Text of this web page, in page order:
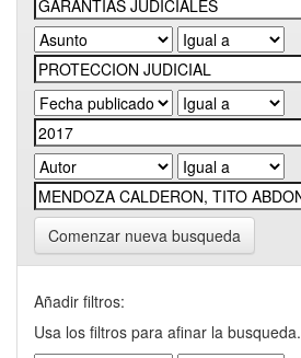
Comenzar nueva busqueda
Añadir filtros:
Usa los filtros para afinar la busqueda.